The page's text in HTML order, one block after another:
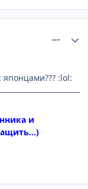
японцами??? :lol:
и